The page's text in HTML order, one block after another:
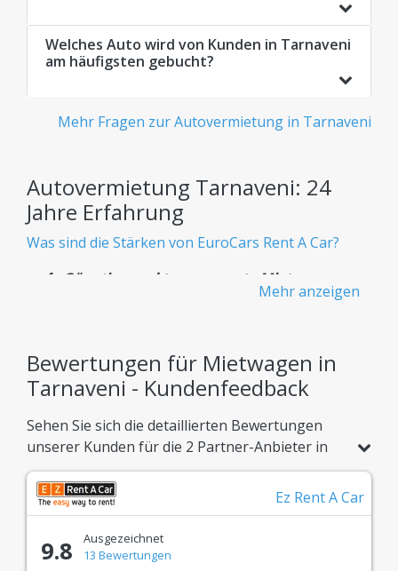
Welches Auto wird von Kunden in Tarnaveni
am häufigsten gebucht?
Mehr Fragen zur Autovermietung in Tarnaveni
Autovermietung Tarnaveni: 24
Jahre Erfahrung
Was sind die Stärken von EuroCars Rent A Car?
Günstige und transparente Mietwagen -
Keine versteckten Gebühren
– ohne versteckte Kosten.
Riesige Flotte
Über 900 verfügbare Mietwagenmodelle, perfekt
angepasst an jeden Reisebedarf.
Bestätigtes Vertrauen
Echtes Bewertungssystem, damit Sie die beste
Mietwagenerfahrung wählen können.
Mehr anzeigen
Bewertungen für Mietwagen in
Tarnaveni - Kundenfeedback
Sehen Sie sich die detaillierten Bewertungen
unserer Kunden für die 2 Partner-Anbieter in
Tarnaveni an. Vergleichen Sie die Ergebnisse
aus 0 echten Kundenbewertungen und buchen
Sie Ihr Fahrzeug mit absolutem Vertrauen.
Ez Rent A Car
9.8
Ausgezeichnet
13 Bewertungen